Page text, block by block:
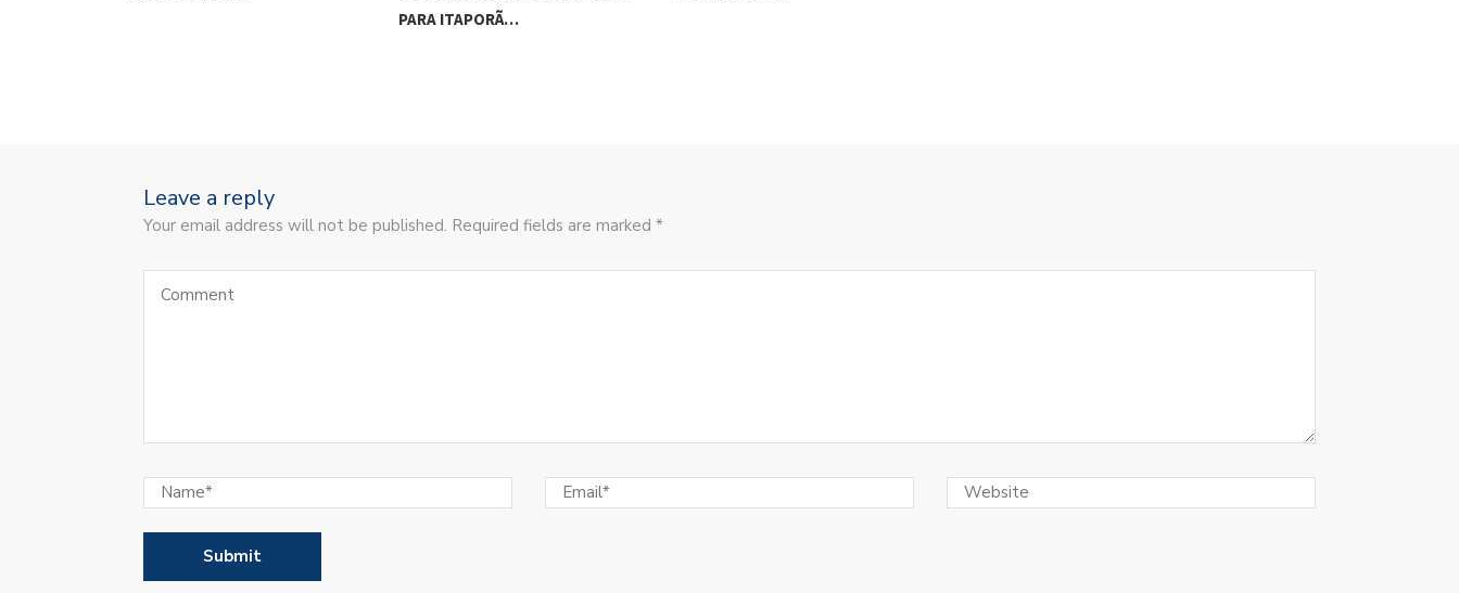
PARA ITAPORÃ…
Leave a reply
Your email address will not be published. Required fields are marked *